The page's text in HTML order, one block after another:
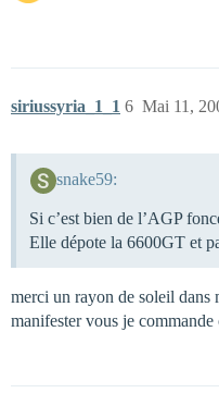
siriussyria_1_1 Mai 11,
6
snake59:
Si c’est bien de l’AGP
Elle dépote la 6600GT et
merci un rayon de soleil dans
manifester vous je commande